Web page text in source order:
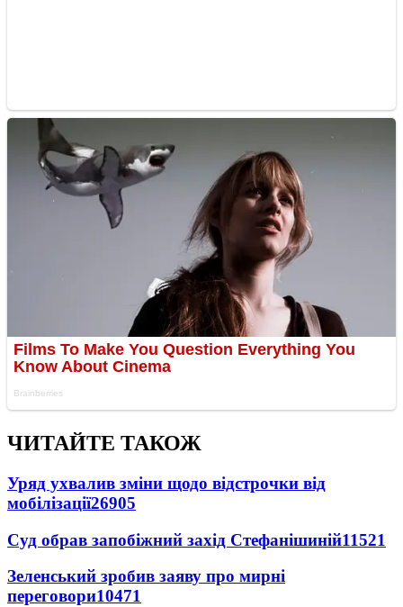
ЧИТАЙТЕ ТАКОЖ
Уряд ухвалив зміни щодо відстрочки від
мобілізації26905
Суд обрав запобіжний захід Стефанішиній11521
Зеленський зробив заяву про мирні
переговори10471